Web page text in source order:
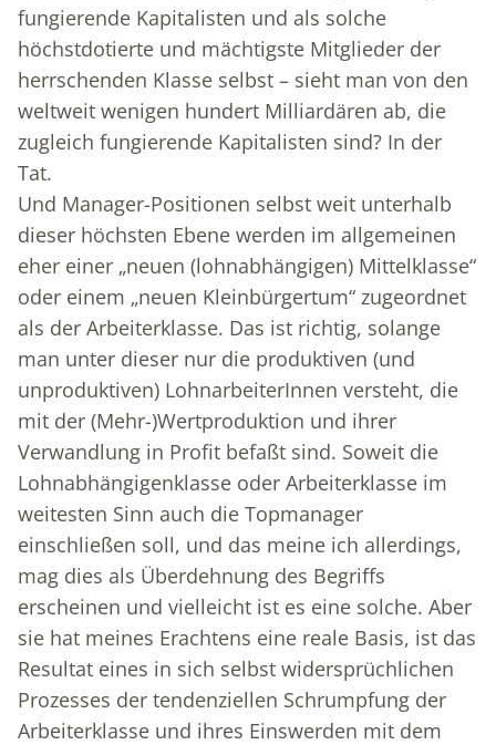
fungierende Kapitalisten und als solche
höchstdotierte und mächtigste Mitglieder der
herrschenden Klasse selbst – sieht man von den
weltweit wenigen hundert Milliardären ab, die
zugleich fungierende Kapitalisten sind? In der
Tat.
Und Manager-Positionen selbst weit unterhalb
dieser höchsten Ebene werden im allgemeinen
eher einer „neuen (lohnabhängigen) Mittelklasse“
oder einem „neuen Kleinbürgertum“ zugeordnet
als der Arbeiterklasse. Das ist richtig, solange
man unter dieser nur die produktiven (und
unproduktiven) LohnarbeiterInnen versteht, die
mit der (Mehr-)Wertproduktion und ihrer
Verwandlung in Profit befaßt sind. Soweit die
Lohnabhängigenklasse oder Arbeiterklasse im
weitesten Sinn auch die Topmanager
einschließen soll, und das meine ich allerdings,
mag dies als Überdehnung des Begriffs
erscheinen und vielleicht ist es eine solche. Aber
sie hat meines Erachtens eine reale Basis, ist das
Resultat eines in sich selbst widersprüchlichen
Prozesses der tendenziellen Schrumpfung der
Arbeiterklasse und ihres Einswerden mit dem